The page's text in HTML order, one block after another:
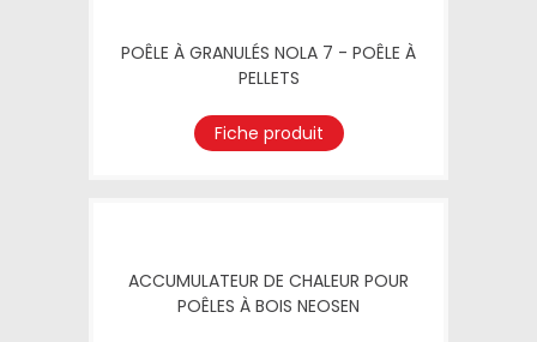
POÊLE À GRANULÉS NOLA 7 - POÊLE À
PELLETS
Fiche produit
ACCUMULATEUR DE CHALEUR POUR
POÊLES À BOIS NEOSEN